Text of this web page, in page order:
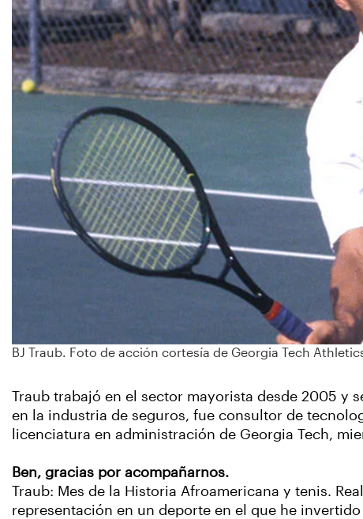
BJ Traub. Foto de acción cortesía de Georgia Tech
Traub trabajó en el sector mayorista desde 2005 y
en la industria de seguros, fue consultor de
licenciatura en administración de Georgia Tech,
Ben, gracias por acompañarnos.
Traub: Mes de la Historia Afroamericana y tenis.
representación en un deporte en el que he